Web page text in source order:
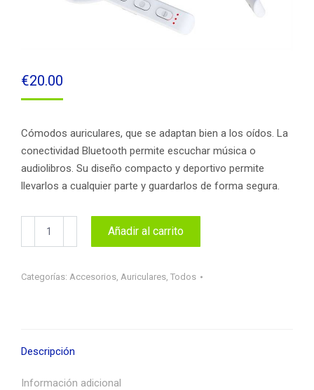
€20.00
Cómodos auriculares, que se adaptan bien a los oídos. La
conectividad Bluetooth permite escuchar música o
audiolibros. Su diseño compacto y deportivo permite
llevarlos a cualquier parte y guardarlos de forma segura.
PA-
Añadir al carrito
Categorías: Accesorios, Auriculares, Todos
Descripción
Información adicional